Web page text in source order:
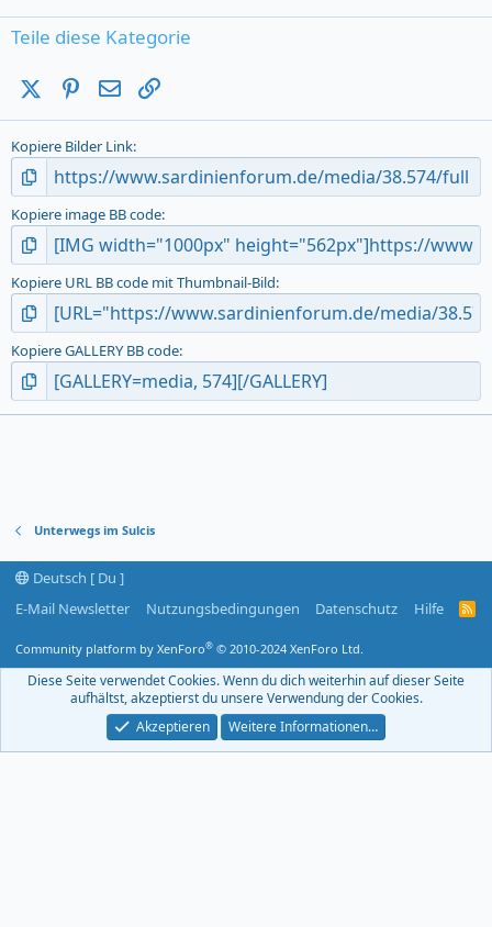
Teile diese Kategorie
X (Twitter)Pinterest
E-Mail
Kopiere Bilder Link
Kopiere image BB code
Kopiere URL BB code mit Thumbnail-Bild
Kopiere GALLERY BB code
Unterwegs im Sulcis
Deutsch [ Du ]
E-Mail Newsletter
Nutzungsbedingungen Datenschutz Hilfe
R
F
Community platform by XenForo® © 2010-2024 XenForo Ltd.
Diese Seite verwendet Cookies. Wenn du dich weiterhin auf dieser Seite
aufhältst, akzeptierst du unsere Verwendung der Cookies.
Akzeptieren
Weitere Informationen…